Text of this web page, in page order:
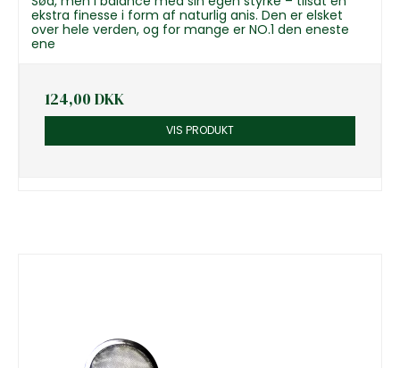
ekstra finesse i form af naturlig anis. Den er elsket
over hele verden, og for mange er NO.1 den eneste
ene
124,00 DKK
VIS PRODUKT